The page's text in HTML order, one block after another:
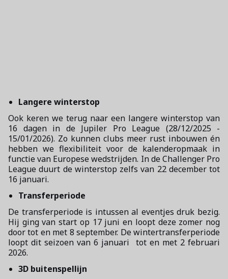
Langere winterstop
Ook keren we terug naar een langere winterstop van
16 dagen in de Jupiler Pro League (28/12/2025 -
15/01/2026). Zo kunnen clubs meer rust inbouwen én
hebben we flexibiliteit voor de kalenderopmaak in
functie van Europese wedstrijden. In de Challenger Pro
League duurt de winterstop zelfs van 22 december tot
16 januari.
Transferperiode
De transferperiode is intussen al eventjes druk bezig.
Hij ging van start op 17 juni en loopt deze zomer nog
door tot en met 8 september. De wintertransferperiode
loopt dit seizoen van 6 januari tot en met 2 februari
2026.
3D buitenspellijn